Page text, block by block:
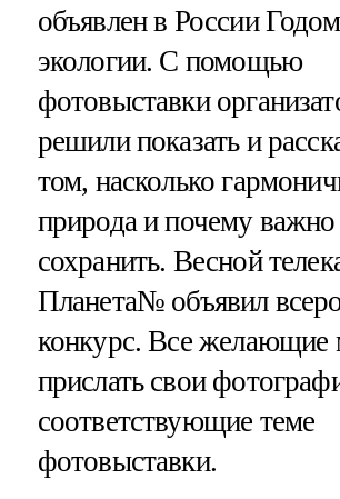
объявлен в России Годом
экологии. С помощью
фотовыставки
решили показать и
том, насколько
природа и почему важно
сохранить. Весной
Планета№ объявил
конкурс. Все желающие
прислать свои
соответствующие теме
фотовыставки.